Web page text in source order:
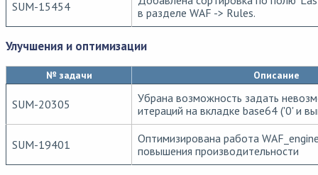
SUM-15454
в разделе WAF -> Rules.
Улучшения и оптимизации
№ задачи Описание
SUM-20305
Убрана возможность задать
итераций на вкладке base64 ('0' и
SUM-19401
Оптимизирована работа
повышения производительности